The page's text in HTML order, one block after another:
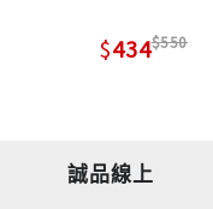
434 550
誠品線上